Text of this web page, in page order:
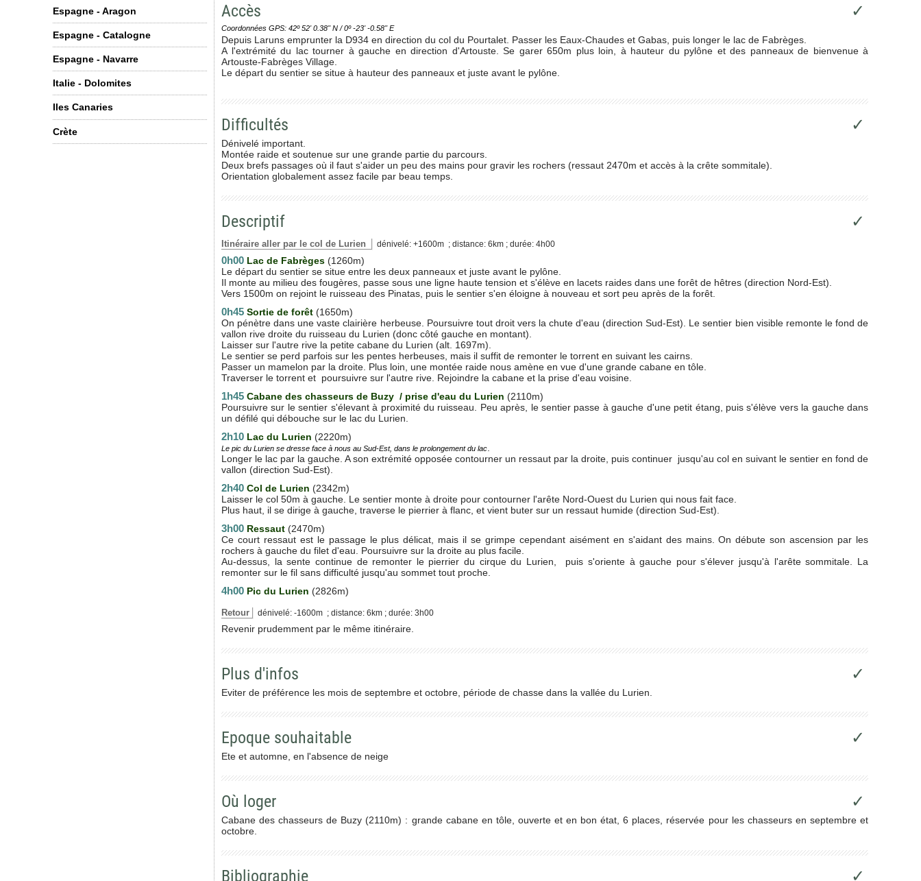
Espagne - Aragon
Espagne - Catalogne
Espagne - Navarre
Italie - Dolomites
Iles Canaries
Crète
Accès ✓
Coordonnées GPS: 42º 52' 0.38'' N / 0º -23' -0.58'' E
Depuis Laruns emprunter la D934 en direction du col du Pourtalet. Passer les Eaux-Chaudes et Gabas, puis longer le lac de Fabrèges.
A l'extrémité du lac tourner à gauche en direction d'Artouste. Se garer 650m plus loin, à hauteur du pylône et des panneaux de bienvenue à
Artouste-Fabrèges Village.
Le départ du sentier se situe à hauteur des panneaux et juste avant le pylône.
Difficultés ✓
Dénivelé important.
Montée raide et soutenue sur une grande partie du parcours.
Deux brefs passages où il faut s'aider un peu des mains pour gravir les rochers (ressaut 2470m et accès à la crête sommitale).
Orientation globalement assez facile par beau temps.
Descriptif ✓
Itinéraire aller par le col de Lurien dénivelé: +1600m ; distance: 6km ; durée: 4h00
0h00 Lac de Fabrèges (1260m)
Le départ du sentier se situe entre les deux panneaux et juste avant le pylône.
Il monte au milieu des fougères, passe sous une ligne haute tension et s'élève en lacets raides dans une forêt de hêtres (direction Nord-Est).
Vers 1500m on rejoint le ruisseau des Pinatas, puis le sentier s'en éloigne à nouveau et sort peu après de la forêt.
0h45 Sortie de forêt (1650m)
On pénètre dans une vaste clairière herbeuse. Poursuivre tout droit vers la chute d'eau (direction Sud-Est). Le sentier bien visible remonte le fond de
vallon rive droite du ruisseau du Lurien (donc côté gauche en montant).
Laisser sur l'autre rive la petite cabane du Lurien (alt. 1697m).
Le sentier se perd parfois sur les pentes herbeuses, mais il suffit de remonter le torrent en suivant les cairns.
Passer un mamelon par la droite. Plus loin, une montée raide nous amène en vue d'une grande cabane en tôle.
Traverser le torrent et poursuivre sur l'autre rive. Rejoindre la cabane et la prise d'eau voisine.
1h45 Cabane des chasseurs de Buzy / prise d'eau du Lurien (2110m)
Poursuivre sur le sentier s'élevant à proximité du ruisseau. Peu après, le sentier passe à gauche d'une petit étang, puis s'élève vers la gauche dans
un défilé qui débouche sur le lac du Lurien.
2h10 Lac du Lurien (2220m)
Le pic du Lurien se dresse face à nous au Sud-Est, dans le prolongement du lac
Longer le lac par la gauche. A son extrémité opposée contourner un ressaut par la droite, puis continuer jusqu'au col en suivant le sentier en fond de
vallon (direction Sud-Est).
2h40 Col de Lurien (2342m)
Laisser le col 50m à gauche. Le sentier monte à droite pour contourner l'arête Nord-Ouest du Lurien qui nous fait face.
Plus haut, il se dirige à gauche, traverse le pierrier à flanc, et vient buter sur un ressaut humide (direction Sud-Est).
3h00 Ressaut (2470m)
Ce court ressaut est le passage le plus délicat, mais il se grimpe cependant aisément en s'aidant des mains. On débute son ascension par les
rochers à gauche du filet d'eau. Poursuivre sur la droite au plus facile.
Au-dessus, la sente continue de remonter le pierrier du cirque du Lurien, puis s'oriente à gauche pour s'élever jusqu'à l'arête sommitale. La
remonter sur le fil sans difficulté jusqu'au sommet tout proche.
4h00 Pic du Lurien (2826m)
Retour dénivelé: -1600m ; distance: 6km ; durée: 3h00
Revenir prudemment par le même itinéraire.
Plus d'infos ✓
Eviter de préférence les mois de septembre et octobre, période de chasse dans la vallée du Lurien.
Epoque souhaitable ✓
Ete et automne, en l'absence de neige
Où loger ✓
Cabane des chasseurs de Buzy (2110m) : grande cabane en tôle, ouverte et en bon état, 6 places, réservée pour les chasseurs en septembre et
octobre.
Bibliographie ✓